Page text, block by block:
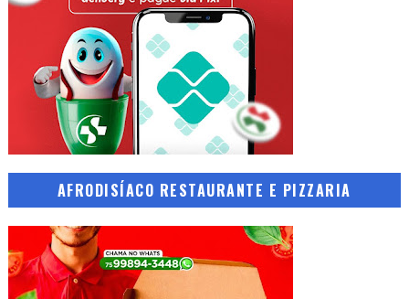
AFRODISÍACO RESTAURANTE E PIZZARIA